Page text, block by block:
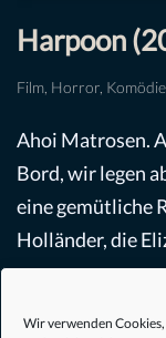
Wir verwenden Cookies,
Harpoon
Film Horror Komödie
Ahoi Matrosen.
Bord, wir legen
eine gemütliche
Holländer, die